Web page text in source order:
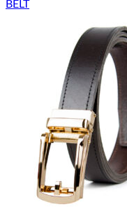
produkt
produktu.